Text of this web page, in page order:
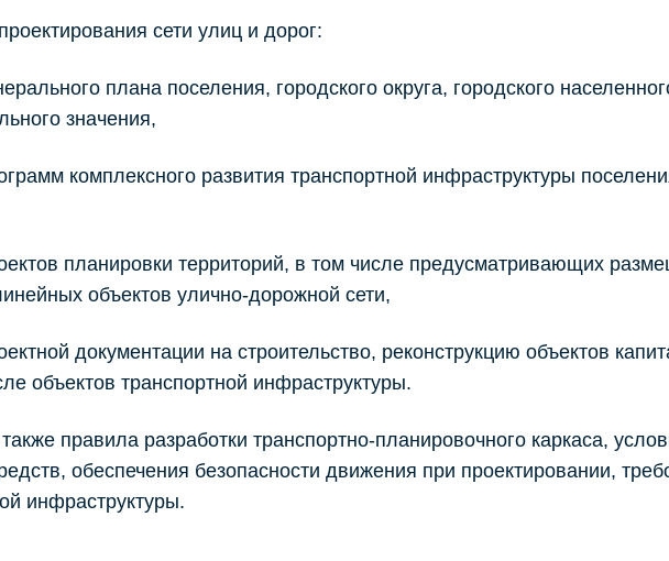
сети улиц и дорог:
плана поселения, городского округа, городского
значения,
комплексного развития транспортной инфраструктуры
планировки территорий, в том числе предусматривающих
объектов улично-дорожной сети,
документации на строительство, реконструкцию объектов
объектов транспортной инфраструктуры.
правила разработки транспортно-планировочного каркаса,
обеспечения безопасности движения при проектировании,
инфраструктуры.